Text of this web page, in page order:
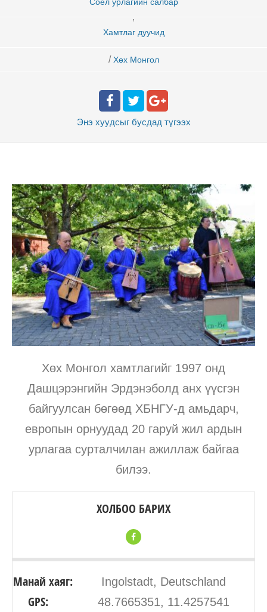
,
Хамтлаг дуучид
/ Хөх Монгол
Энэ хуудсыг бусдад түгээх
Хөх Монгол хамтлагийг 1997 онд
Дашцэрэнгийн Эрдэнэболд анх үүсгэн
байгуулсан бөгөөд ХБНГУ-д амьдарч,
европын орнуудад 20 гаруй жил ардын
урлагаа сурталчилан ажиллаж байгаа
билээ.
ХОЛБОО БАРИХ
Манай хаяг: Ingolstadt, Deutschland
GPS: 48.7665351, 11.4257541